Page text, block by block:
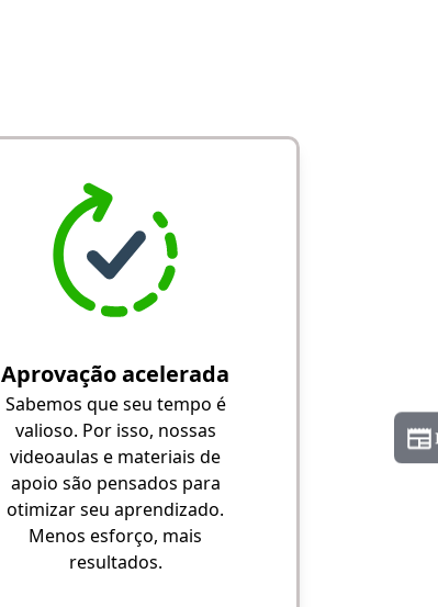
Aprovação acelerada
Sabemos que seu tempo é
valioso. Por isso, nossas
videoaulas e materiais de
apoio são pensados para
otimizar seu aprendizado.
Menos esforço, mais
resultados.